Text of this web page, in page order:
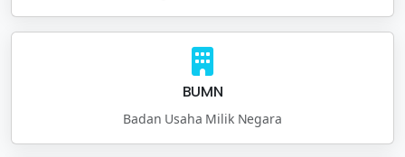
BUMN
Badan Usaha Milik Negara